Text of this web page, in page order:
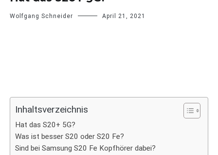
Wolfgang Schneider April 21, 2021
Inhaltsverzeichnis
Hat das S20+ 5G?
Was ist besser S20 oder S20 Fe?
Sind bei Samsung S20 Fe Kopfhörer dabei?